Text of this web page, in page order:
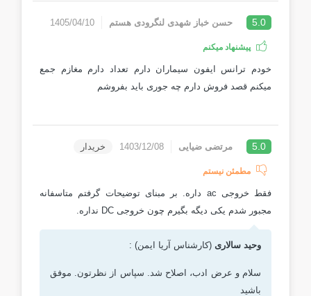
5.0 حسن خباز شهدی لنگرودی هستم 1405/04/10
پیشنهاد میکنم
خودم ترانس ایفون سیماران دارم تعداد دارم مغازم جمع
میکنم قصد فروش دارم چه جوری باید بفروشم
5.0 مرتضی ضیایی 1403/12/08 خریدار
مطمئن نیستم
فقط خروجی ac داره. بر مبنای توضیحات گرفتم متاسفانه
مجبور شدم یکی دیگه بگیرم چون خروجی DC نداره.
وحید سالاری (کارشناس آریا ایمن) :
سلام و عرض ادب، اصلاح شد. سپاس از نظرتون. موفق
باشید